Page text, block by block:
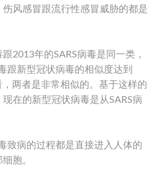
风感冒跟流行性感冒威胁的都是
2013年的SARS病毒是同一类，
跟新型冠状病毒的相似度达到
两者是非常相似的。基于这样的
在的新型冠状病毒是从SARS病
致病的过程都是直接进入人体的
胞。